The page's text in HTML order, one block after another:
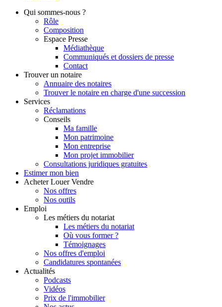
Qui sommes-nous ?
Rôle
Composition
Espace Presse
Médiathèque
Communiqués et dossiers de presse
Contact
Trouver un notaire
Annuaire des notaires
Trouver le notaire en charge d'une succession
Services
Réclamations
Conseils
Ma famille
Mon patrimoine
Mon entreprise
Mon projet immobilier
Consultations juridiques gratuites
Estimer mon bien
Acheter Louer Vendre
Nos offres
Nos outils
Emploi
Les métiers du notariat
Les métiers du notariat
Où vous former ?
Témoignages
Nos offres d'emploi
Candidatures spontanées
Actualités
Podcasts
Vidéos
Prix de l'immobilier